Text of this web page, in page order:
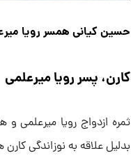
حسین کیانی همسر رویا
کارن، پسر رویا میرعلمی
ثمره ازدواج رویا میرعلمی
بدلیل علاقه به نوزاندگی